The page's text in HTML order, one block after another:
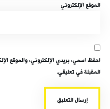
الموقع الإلكتروني
احفظ اسمي، بريدي الإلكتروني، والموقع
المقبلة في تعليقي.